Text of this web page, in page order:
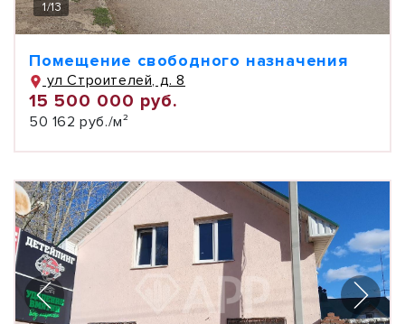
1/13
Помещение свободного назначения
ул Строителей, д. 8
15 500 000 руб.
50 162 руб./м²